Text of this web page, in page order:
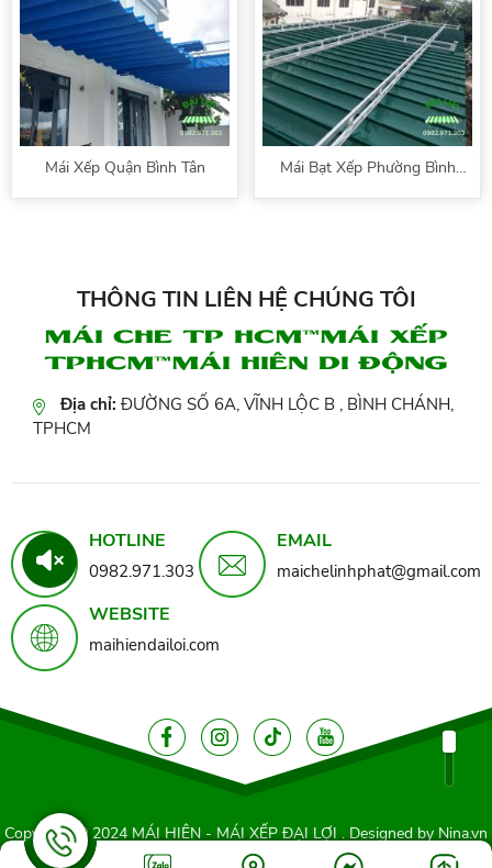
Mái Xếp Quận Bình Tân
Mái Bạt Xếp Phường Bình
THÔNG TIN LIÊN HỆ CHÚNG TÔI
MÁI CHE TP HCM|MÁI XẾP
TPHCM|MÁI HIÊN DI ĐỘNG
Địa chỉ: ĐƯỜNG SỐ 6A, VĨNH LỘC B , BÌNH CHÁNH,
TPHCM
HOTLINE
0982.971.303
EMAIL
maichelinhphat@gmail.com
WEBSITE
maihiendailoi.com
Copyright © 2024 MÁI HIÊN - MÁI XẾP ĐẠI LỢI . Designed by Nina.vn